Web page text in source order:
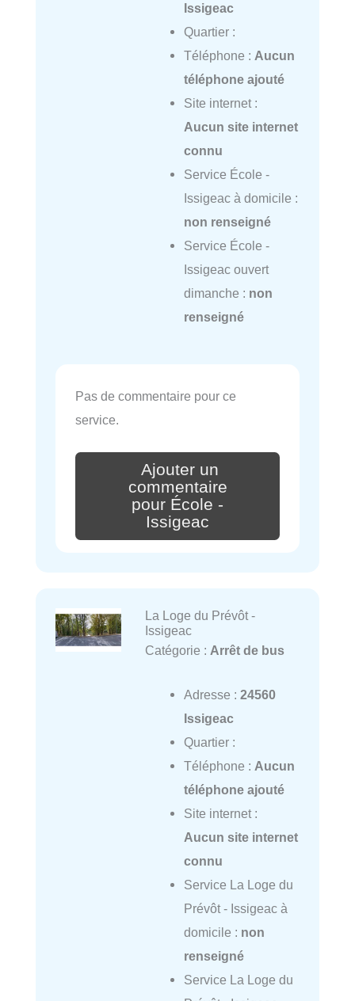
Issigeac
Quartier :
Téléphone : Aucun
téléphone ajouté
Site internet :
Aucun site internet
connu
Service École -
Issigeac à domicile :
non renseigné
Service École -
Issigeac ouvert
dimanche : non
renseigné
Pas de commentaire pour ce
service.
Ajouter un
commentaire
pour École -
Issigeac
La Loge du Prévôt -
Issigeac
Catégorie : Arrêt de bus
Adresse : 24560
Issigeac
Quartier :
Téléphone : Aucun
téléphone ajouté
Site internet :
Aucun site internet
connu
Service La Loge du
Prévôt - Issigeac à
domicile : non
renseigné
Service La Loge du